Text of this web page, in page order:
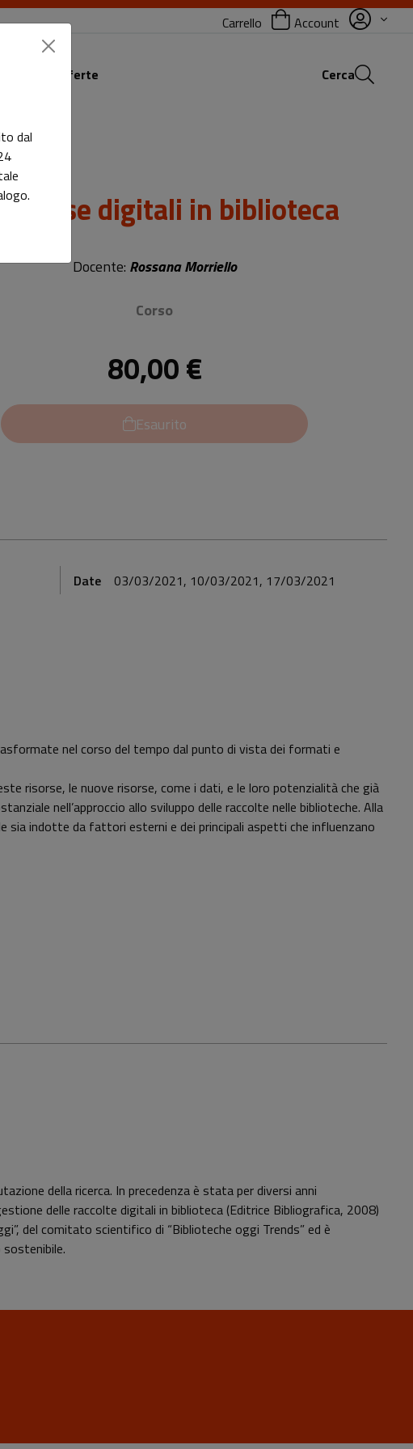
Carrello Account
Le offerte Cerca
digitali in biblioteca
Docente: Rossana Morriello
Corso
80,00 €
Esaurito
Date
03/03/2021, 10/03/2021, 17/03/2021
nel corso del tempo dal punto di vista dei formati e
risorse, le nuove risorse, come i dati, e le loro potenzialità che già
nell’approccio allo sviluppo delle raccolte nelle biblioteche. Alla
sia indotte da fattori esterni e dei principali aspetti che influenzano
della ricerca. In precedenza è stata per diversi anni
delle raccolte digitali in biblioteca (Editrice Bibliografica, 2008)
del comitato scientifico di “Biblioteche oggi Trends” ed è
dal